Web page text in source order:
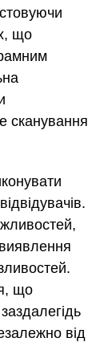
що
сканування
що
від